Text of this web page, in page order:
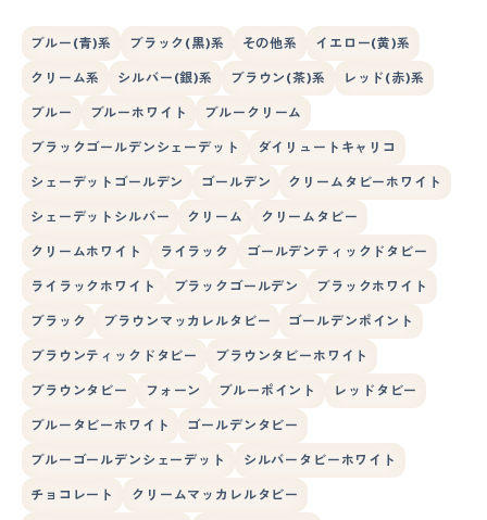
ブルー(青)系 ブラック(黒)系 その他系 イエロー(黄)系
クリーム系 シルバー(銀)系 ブラウン(茶)系 レッド(赤)系
ブルー ブルーホワイト ブルークリーム
ブラックゴールデンシェーデット ダイリュートキャリコ
シェーデットゴールデン ゴールデン クリームタビーホワイト
シェーデットシルバー クリーム クリームタビー
クリームホワイト ライラック ゴールデンティックドタビー
ライラックホワイト ブラックゴールデン ブラックホワイト
ブラック ブラウンマッカレルタビー ゴールデンポイント
ブラウンティックドタビー ブラウンタビーホワイト
ブラウンタビー フォーン ブルーポイント レッドタビー
ブルータビーホワイト ゴールデンタビー
ブルーゴールデンシェーデット シルバータビーホワイト
チョコレート クリームマッカレルタビー